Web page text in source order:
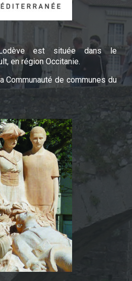
est située dans le
en région Occitanie.
Communauté de communes du